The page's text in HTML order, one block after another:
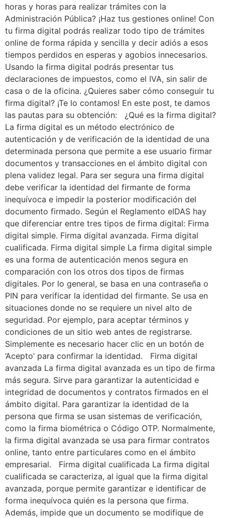
horas y horas para realizar trámites con la
Administración Pública? ¡Haz tus gestiones online! Con
tu firma digital podrás realizar todo tipo de trámites
online de forma rápida y sencilla y decir adiós a esos
tiempos perdidos en esperas y agobios innecesarios.
Usando la firma digital podrás presentar tus
declaraciones de impuestos, como el IVA, sin salir de
casa o de la oficina. ¿Quieres saber cómo conseguir tu
firma digital? ¡Te lo contamos! En este post, te damos
las pautas para su obtención: ¿Qué es la firma digital?
La firma digital es un método electrónico de
autenticación y de verificación de la identidad de una
determinada persona que permite a ese usuario firmar
documentos y transacciones en el ámbito digital con
plena validez legal. Para ser segura una firma digital
debe verificar la identidad del firmante de forma
inequívoca e impedir la posterior modificación del
documento firmado. Según el Reglamento eIDAS hay
que diferenciar entre tres tipos de firma digital: Firma
digital simple. Firma digital avanzada. Firma digital
cualificada. Firma digital simple La firma digital simple
es una forma de autenticación menos segura en
comparación con los otros dos tipos de firmas
digitales. Por lo general, se basa en una contraseña o
PIN para verificar la identidad del firmante. Se usa en
situaciones donde no se requiere un nivel alto de
seguridad. Por ejemplo, para aceptar términos y
condiciones de un sitio web antes de registrarse.
Simplemente es necesario hacer clic en un botón de
‘Acepto’ para confirmar la identidad. Firma digital
avanzada La firma digital avanzada es un tipo de firma
más segura. Sirve para garantizar la autenticidad e
integridad de documentos y contratos firmados en el
ámbito digital. Para garantizar la identidad de la
persona que firma se usan sistemas de verificación,
como la firma biométrica o Código OTP. Normalmente,
la firma digital avanzada se usa para firmar contratos
online, tanto entre particulares como en el ámbito
empresarial. Firma digital cualificada La firma digital
cualificada se caracteriza, al igual que la firma digital
avanzada, porque permite garantizar e identificar de
forma inequívoca quién es la persona que firma.
Además, impide que un documento se modifique de